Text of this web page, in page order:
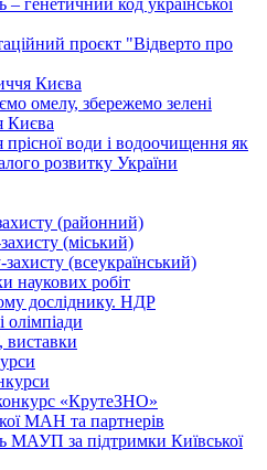
– генетичний код української
проєкт "Відверто про
Києва
омелу, збережемо зелені
Києва
прісної води і водоочищення як
розвитку України
(районний)
(міський)
захисту (всеукраїнський)
наукових робіт
досліднику. НДР
олімпіади
виставки
«КрутеЗНО»
МАН та партнерів
МАУП за підтримки Київської